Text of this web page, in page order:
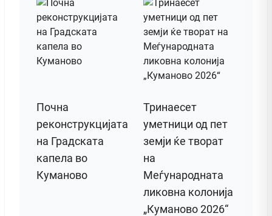
Почна
реконструкцијата
на Градската
капела во
Куманово
Тринаесет
уметници од пет
земји ќе творат
на
Меѓународната
ликовна колонија
„Куманово 2026“